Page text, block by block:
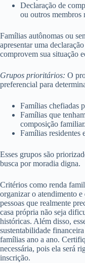
Declaração de
ou outros membros
Famílias autônomas ou
apresentar uma
comprovem sua situação
Grupos prioritários: O
preferencial para
Famílias chefiadas
Famílias que
composição familiar.
Famílias residentes
Esses grupos são
busca por moradia digna.
Critérios como renda
organizar o atendimento
pessoas que realmente
casa própria não seja
históricas. Além disso,
sustentabilidade
famílias ano a ano.
necessária, pois ela será
inscrição.